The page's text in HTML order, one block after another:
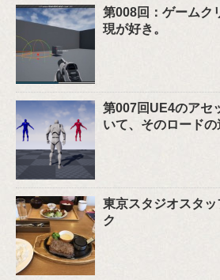
第008回：ゲームク
現が好き。
第007回UE4のアセ
いて、そのロードの
東京スタジオスタ
ク